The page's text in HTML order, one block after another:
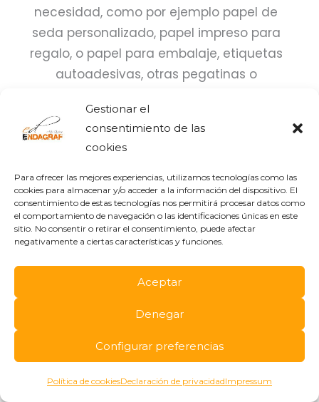
Gestionar el
consentimiento de las
cookies
Para ofrecer las mejores experiencias, utilizamos tecnologías como las
cookies para almacenar y/o acceder a la información del dispositivo. El
consentimiento de estas tecnologías nos permitirá procesar datos como
el comportamiento de navegación o las identificaciones únicas en este
sitio. No consentir o retirar el consentimiento, puede afectar
negativamente a ciertas características y funciones.
Aceptar
Denegar
Configurar preferencias
Política de cookiesDeclaración de privacidadImpressum
necesidad, como por ejemplo papel de
seda personalizado, papel impreso para
regalo, o papel para embalaje, etiquetas
autoadesivas, otras pegatinas o
también desarollamos todo tipo
deexpositores y PLVpara promoción y
publicidad en el punto de venta, por lo que
podemos crear todos los productos que
necesitas para una campaña de
promoción oevento promocional.
íntegro, por eso nos movemos por todo el
gráfico en papel y cartón. Y por si fuera
poco, en nuestroservicio de manipulado
integral, podemos incluir tus productos ya
montados en tu packaging o expositor,